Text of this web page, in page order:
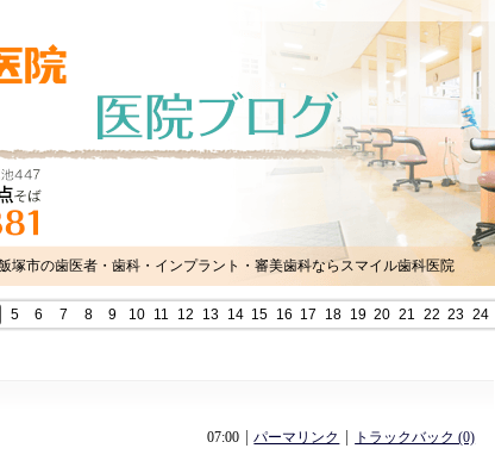
塚市の歯医者・歯科・インプラント・審美歯科ならスマイル歯科医院
5 6 7 8 9 10 11 12 13 14 15 16 17 18 19 20 21 22 23 24
07:00 パーマリンク トラックバック (0)